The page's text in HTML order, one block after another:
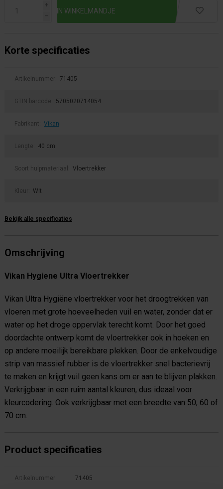
i
h
Korte specificaties
Artikelnummer: 71405
GTIN barcode: 5705020714054
Fabrikant: Vikan
Lengte: 40 cm
Soort hulpmateriaal: Vloertrekker
Kleur: Wit
Bekijk alle specificaties
Omschrijving
Vikan Hygiene Ultra Vloertrekker
Vikan Ultra Hygiëne vloertrekker voor het droogtrekken van
vloeren met grote hoeveelheden vuil en water, zonder dat er
water op het droge oppervlak terecht komt. Door het goed
doordachte ontwerp komt de vloertrekker ook in hoeken en
op andere moeilijk bereikbare plekken. Door de enkelvoudige
strip van massief rubber is de vloertrekker snel bacterievrij
te maken en krijgt vuil geen kans om er aan te blijven plakken.
Verkrijgbaar in een ruim aantal kleuren, dus ideaal voor
kleurcodering. Ook verkrijgbaar met een breedte van 50, 60 of
70 cm.
Product specificaties
Artikelnummer 71405